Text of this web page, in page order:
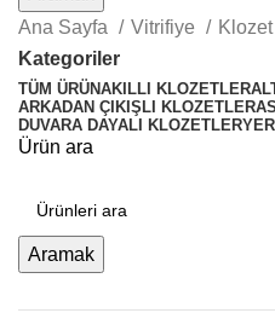
Ana Sayfa
Vitrifiye Klozet
Kategoriler
TÜM ÜRÜNAKILLI KLOZETLER
ARKADAN ÇIKIŞLI KLOZETLER
DUVARA DAYALI KLOZETLER
Ürün ara
Aramak